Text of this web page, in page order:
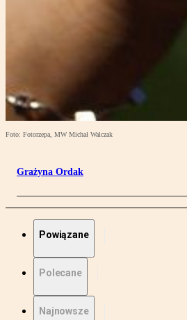
Foto: Fotorzepa, MW Michał Walczak
Grażyna Ordak
Powiązane
Polecane
Najnowsze